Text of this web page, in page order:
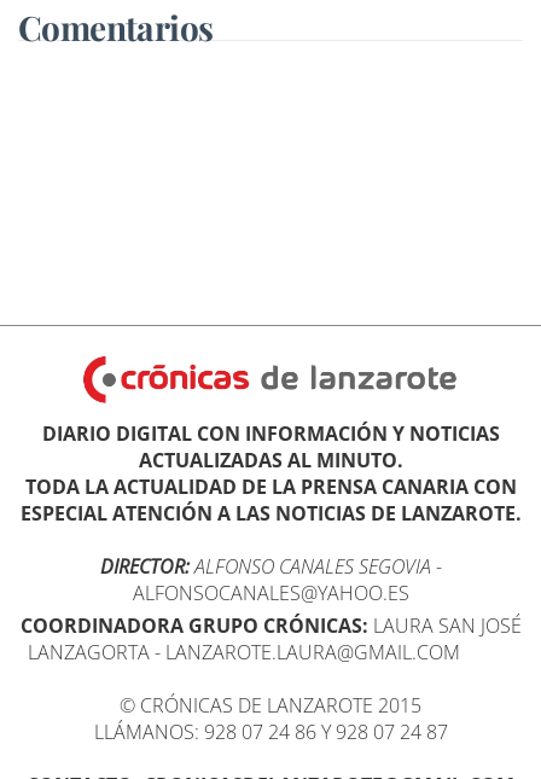
Comentarios
DIARIO DIGITAL CON INFORMACIÓN Y NOTICIAS
ACTUALIZADAS AL MINUTO.
TODA LA ACTUALIDAD DE LA PRENSA CANARIA CON
ESPECIAL ATENCIÓN A LAS NOTICIAS DE LANZAROTE.
DIRECTOR:ALFONSO CANALES SEGOVIA -
ALFONSOCANALES@YAHOO.ES
COORDINADORA GRUPO CRÓNICAS: LAURA SAN JOSÉ
LANZAGORTA - LANZAROTE.LAURA@GMAIL.COM
© CRÓNICAS DE LANZAROTE 2015
LLÁMANOS: 928 07 24 86 Y 928 07 24 87